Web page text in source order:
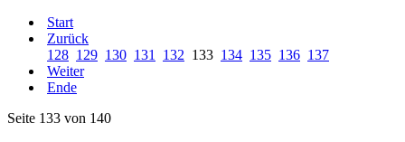
Start
Zurück
128 129 130 131 132 133 134 135 136 137
Weiter
Ende
Seite 133 von 140